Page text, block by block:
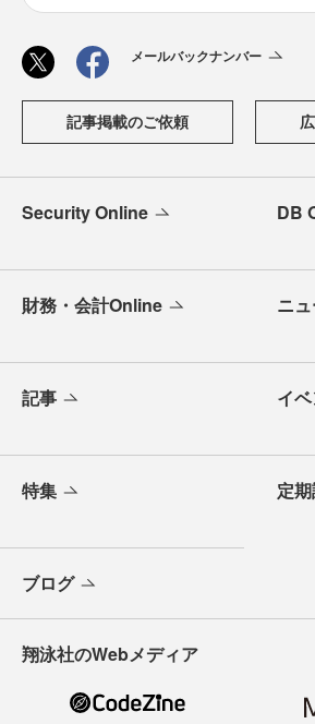
メールバックナンバー
記事掲載のご依頼
Security Online DB
財務・会計Online ニ
記事 イ
特集 定
ブログ
翔泳社のWebメディア